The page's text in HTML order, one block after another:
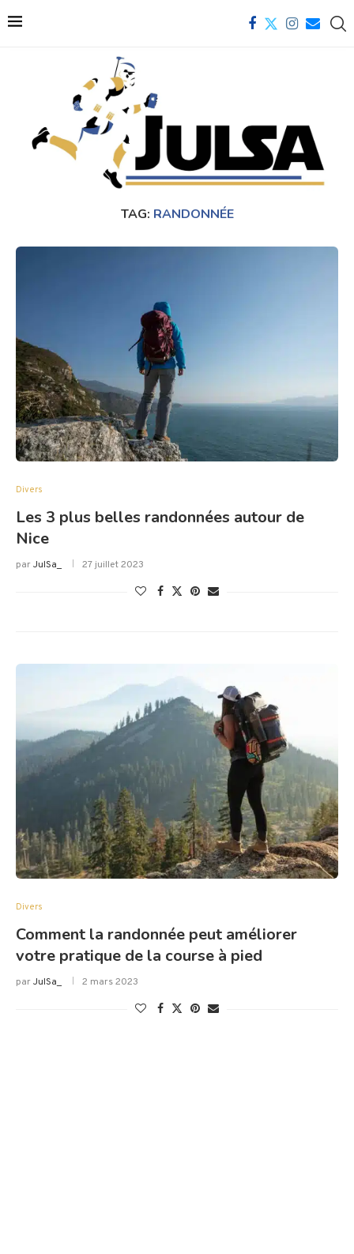
TAG: RANDONNÉE
Divers
Les 3 plus belles randonnées autour de
Nice
parJulSa_ 27 juillet 2023
Divers
Comment la randonnée peut améliorer
votre pratique de la course à pied
parJulSa_ 2 mars 2023